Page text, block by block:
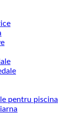
pentru piscina